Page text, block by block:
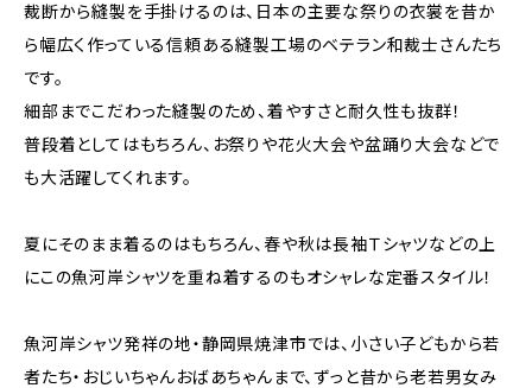
裁断から縫製を手掛けるのは、日本の主要な祭りの衣裳を昔か
ら幅広く作っている信頼ある縫製工場のベテラン和裁士さんたち
です。
細部までこだわった縫製のため、着やすさと耐久性も抜群！
普段着としてはもちろん、お祭りや花火大会や盆踊り大会などで
も大活躍してくれます。
夏にそのまま着るのはもちろん、春や秋は長袖Ｔシャツなどの上
にこの魚河岸シャツを重ね着するのもオシャレな定番スタイル！
魚河岸シャツ発祥の地・静岡県焼津市では、小さい子どもから若
者たち・おじいちゃんおばあちゃんまで、ずっと昔から老若男女み